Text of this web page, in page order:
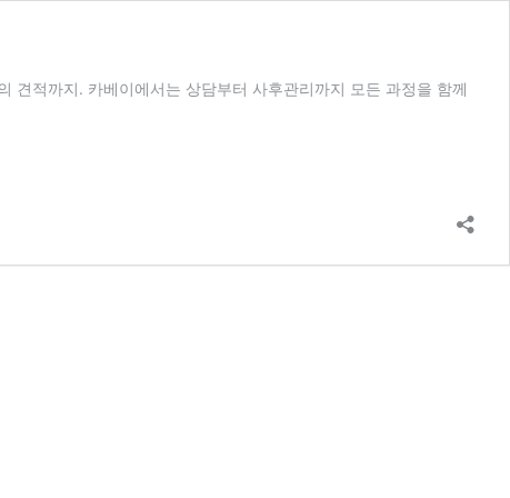
견적까지. 카베이에서는 상담부터 사후관리까지 모든 과정을 함께